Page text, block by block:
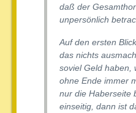
daß der
unpersönlich
Auf den ersten
das nichts
soviel Geld haben,
ohne Ende immer
nur die Haberseite
einseitig, dann ist